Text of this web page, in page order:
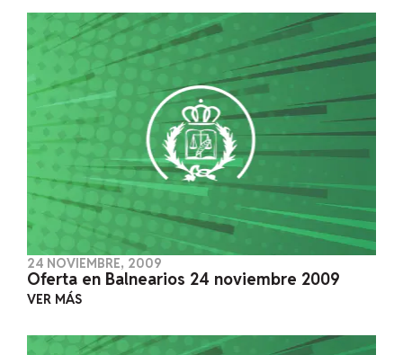
24 NOVIEMBRE, 2009
Oferta en Balnearios 24 noviembre 2009
VER MÁS